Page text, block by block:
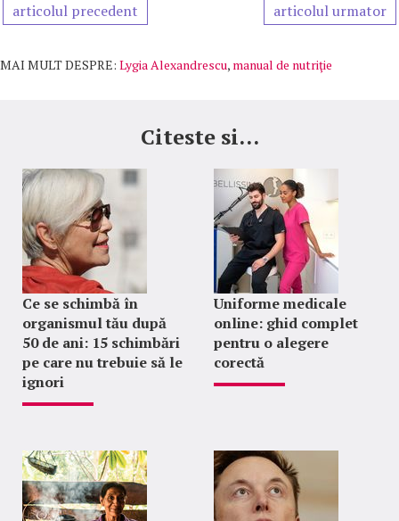
articolul precedent articolul urmator
MAI MULT DESPRE: Lygia Alexandrescu, manual de nutriţie
Citeste si...
Ce se schimbă în
organismul tău după
50 de ani: 15 schimbări
pe care nu trebuie să le
ignori
Uniforme medicale
online: ghid complet
pentru o alegere
corectă